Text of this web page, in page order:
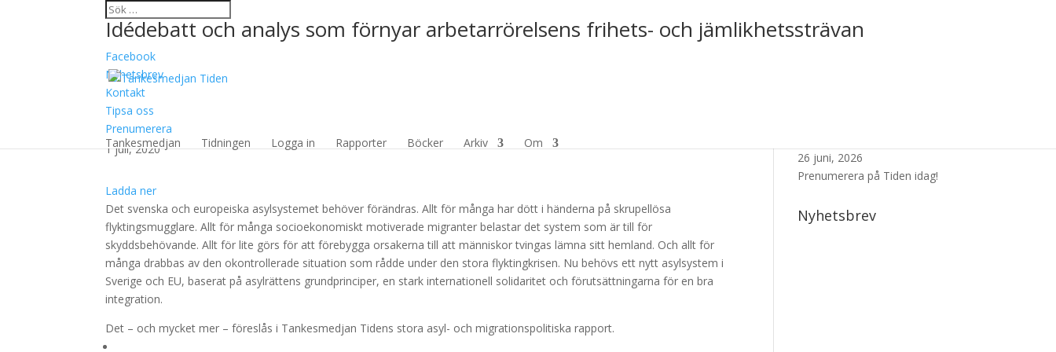
Idédebatt och analys som förnyar arbetarrörelsens frihets- och jämlikhetssträvan
Facebook
Nyhetsbrev
Kontakt
Tipsa oss
Prenumerera
Tankesmedjan
Tidningen Logga in Rapporter Böcker Arkiv Om
Ordning och reda i vandringstid
1 juli, 2020
Ladda ner
Det svenska och europeiska asylsystemet behöver förändras. Allt för många har dött i händerna på skrupellösa
flyktingsmugglare. Allt för många socioekonomiskt motiverade migranter belastar det system som är till för
skyddsbehövande. Allt för lite görs för att förebygga orsakerna till att människor tvingas lämna sitt hemland. Och allt för
många drabbas av den okontrollerade situation som rådde under den stora flyktingkrisen. Nu behövs ett nytt asylsystem i
Sverige och EU, baserat på asylrättens grundprinciper, en stark internationell solidaritet och förutsättningarna för en bra
integration.
Det – och mycket mer – föreslås i Tankesmedjan Tidens stora asyl- och migrationspolitiska rapport.
26 juni, 2026
Prenumerera på Tiden idag!
Nyhetsbrev